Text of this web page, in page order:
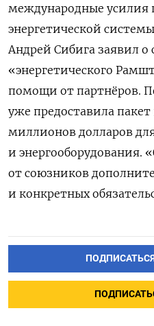
международные усилия
энергетической
Андрей Сибига заявил о
«энергетического
помощи от партнёров.
уже предоставила
миллионов долларов
и энергооборудования.
от союзников
и конкретных